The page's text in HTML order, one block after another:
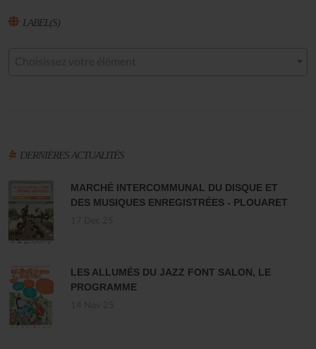
LABEL(S)
DERNIÈRES ACTUALITÉS
MARCHÉ INTERCOMMUNAL DU DISQUE ET
DES MUSIQUES ENREGISTRÉES - PLOUARET
LES ALLUMÉS DU JAZZ FONT SALON, LE
PROGRAMME